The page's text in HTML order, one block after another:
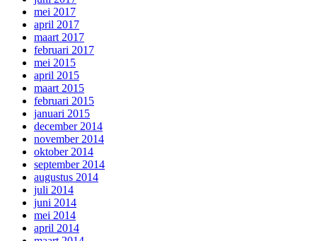
mei 2017
april 2017
maart 2017
februari 2017
mei 2015
april 2015
maart 2015
februari 2015
januari 2015
december 2014
november 2014
oktober 2014
september 2014
augustus 2014
juli 2014
juni 2014
mei 2014
april 2014